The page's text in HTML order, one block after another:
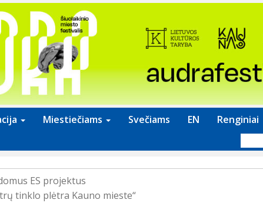
Miestiečiams Svečiams EN Renginiai
ES projektus
tinklo plėtra Kauno mieste“